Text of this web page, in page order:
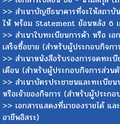
>> สำเนาบัญชีธนาคารที่จะให้สถาบั
ให้ พร้อม Statement ย้อนหลัง 6
>> สำเนาใบทะเบียนการค้า หรือ เ
เสร็จซื้อขาย (สำหรับผู้ประกอบกิจกา
>> สำเนาหนังสือรับรองการจดทะ
เดือน (สำหรับผู้ประกอบกิจการส่วน
>> สำเนาบัตรประชาชนและทะเบีย
หรือเจ้าของกิจการ (สำหรับผู้ประก
>> เอกสารแสดงที่มาของรายได้ แ
อาชีพอิสระ)